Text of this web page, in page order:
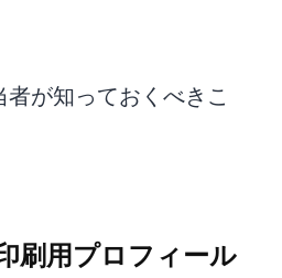
者が知っておくべきこ
刷用プロフィール